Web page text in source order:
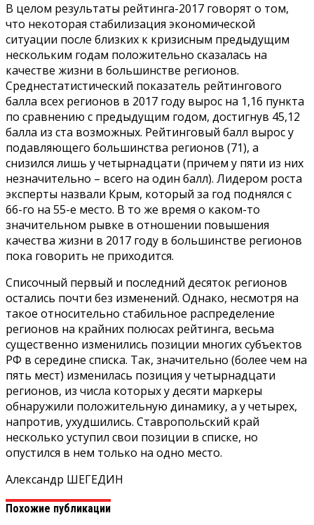
В целом результаты рейтинга-2017 говорят о том,
что некоторая стабилизация экономической
ситуации после близких к кризисным предыдущим
нескольким годам положительно сказалась на
качестве жизни в большинстве регионов.
Среднестатистический показатель рейтингового
балла всех регионов в 2017 году вырос на 1,16 пункта
по сравнению с предыдущим годом, достигнув 45,12
балла из ста возможных. Рейтинговый балл вырос у
подавляющего большинства регионов (71), а
снизился лишь у четырнадцати (причем у пяти из них
незначительно – всего на один балл). Лидером роста
эксперты назвали Крым, который за год поднялся с
66-го на 55-е место. В то же время о каком-то
значительном рывке в отношении повышения
качества жизни в 2017 году в большинстве регионов
пока говорить не приходится.
Списочный первый и последний десяток регионов
остались почти без изменений. Однако, несмотря на
такое относительно стабильное распределение
регионов на крайних полюсах рейтинга, весьма
существенно изменились позиции многих субъектов
РФ в середине списка. Так, значительно (более чем на
пять мест) изменилась позиция у четырнадцати
регионов, из числа которых у десяти маркеры
обнаружили положительную динамику, а у четырех,
напротив, ухудшились. Ставропольский край
несколько уступил свои позиции в списке, но
опустился в нем только на одно место.
Александр ШЕГЕДИН
Похожие публикации